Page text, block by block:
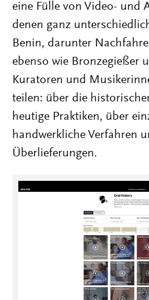
eine Fülle von Video- und
denen ganz
Benin, darunter
ebenso wie Bronzegießer
Kuratoren und
teilen: über die
heutige Praktiken, über
handwerkliche Verfahren
Überlieferungen.